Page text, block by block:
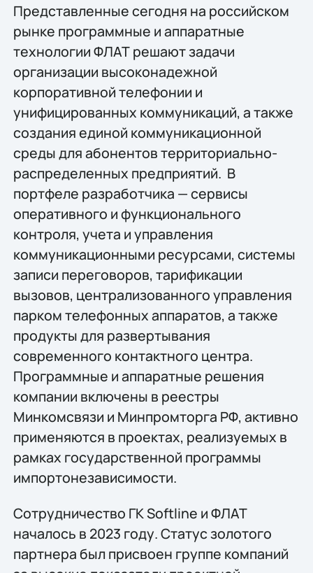
Представленные сегодня на российском
рынке программные и аппаратные
технологии ФЛАТ решают задачи
организации высоконадежной
корпоративной телефонии и
унифицированных коммуникаций, а также
создания единой коммуникационной
среды для абонентов территориально-
распределенных предприятий. В
портфеле разработчика — сервисы
оперативного и функционального
контроля, учета и управления
коммуникационными ресурсами, системы
записи переговоров, тарификации
вызовов, централизованного управления
парком телефонных аппаратов, а также
продукты для развертывания
современного контактного центра.
Программные и аппаратные решения
компании включены в реестры
Минкомсвязи и Минпромторга РФ, активно
применяются в проектах, реализуемых в
рамках государственной программы
импортонезависимости.
Сотрудничество ГК Softline и ФЛАТ
началось в 2023 году. Статус золотого
партнера был присвоен группе компаний